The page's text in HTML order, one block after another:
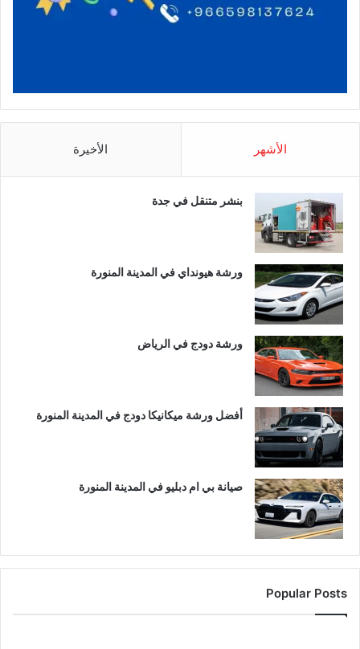
الأشهر الأخيرة
بنشر متنقل في جدة
ورشة هيونداي في المدينة المنورة
ورشة دودج في الرياض
أفضل ورشة ميكانيكا دودج في المدينة المنورة
صيانة بي ام دبليو في المدينة المنورة
Popular Posts